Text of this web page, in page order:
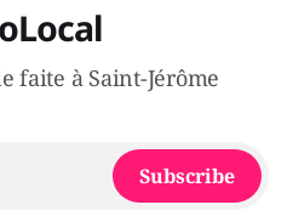
faite à Saint-Jérôme
Subscribe